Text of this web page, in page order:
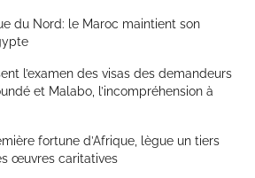
du Nord: le Maroc maintient son
l’examen des visas des demandeurs
et Malabo, l’incompréhension à
fortune d’Afrique, lègue un tiers
œuvres caritatives